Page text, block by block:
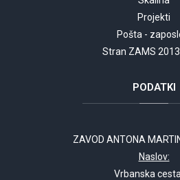
Projekti
Pošta -
Stran ZAMS
PODATKI
ZAVOD ANTONA
Naslov:
Vrbanska